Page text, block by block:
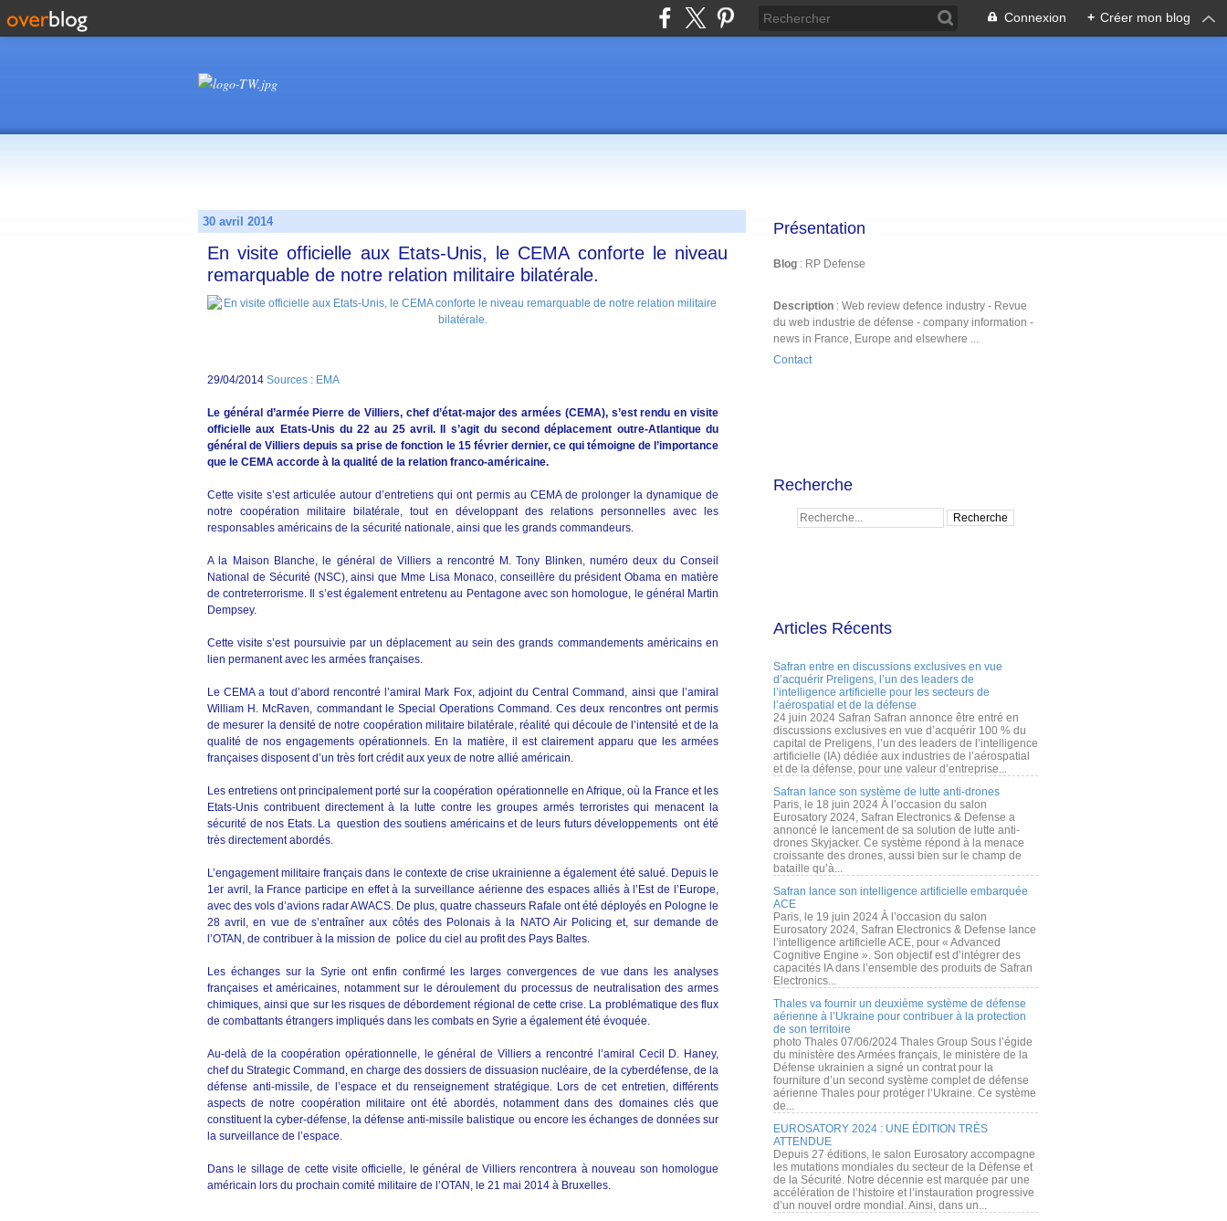
Connexion + Créer mon blog
30 avril 2014
En visite officielle aux Etats-Unis, le CEMA conforte le niveau
remarquable de notre relation militaire bilatérale.
29/04/2014 Sources : EMA
Le général d’armée Pierre de Villiers, chef d’état-major des armées (CEMA), s’est rendu en visite
officielle aux Etats-Unis du 22 au 25 avril. Il s’agit du second déplacement outre-Atlantique du
général de Villiers depuis sa prise de fonction le 15 février dernier, ce qui témoigne de l’importance
que le CEMA accorde à la qualité de la relation franco-américaine.
Cette visite s’est articulée autour d’entretiens qui ont permis au CEMA de prolonger la dynamique de
notre coopération militaire bilatérale, tout en développant des relations personnelles avec les
responsables américains de la sécurité nationale, ainsi que les grands commandeurs.
A la Maison Blanche, le général de Villiers a rencontré M. Tony Blinken, numéro deux du Conseil
National de Sécurité (NSC), ainsi que Mme Lisa Monaco, conseillère du président Obama en matière
de contreterrorisme. Il s’est également entretenu au Pentagone avec son homologue, le général Martin
Dempsey.
Cette visite s’est poursuivie par un déplacement au sein des grands commandements américains en
lien permanent avec les armées françaises.
Le CEMA a tout d’abord rencontré l’amiral Mark Fox, adjoint du Central Command, ainsi que l’amiral
William H. McRaven, commandant le Special Operations Command. Ces deux rencontres ont permis
de mesurer la densité de notre coopération militaire bilatérale, réalité qui découle de l’intensité et de la
qualité de nos engagements opérationnels. En la matière, il est clairement apparu que les armées
françaises disposent d’un très fort crédit aux yeux de notre allié américain.
Les entretiens ont principalement porté sur la coopération opérationnelle en Afrique, où la France et les
Etats-Unis contribuent directement à la lutte contre les groupes armés terroristes qui menacent la
sécurité de nos Etats. La question des soutiens américains et de leurs futurs développements ont été
très directement abordés.
L’engagement militaire français dans le contexte de crise ukrainienne a également été salué. Depuis le
1er avril, la France participe en effet à la surveillance aérienne des espaces alliés à l’Est de l’Europe,
avec des vols d’avions radar AWACS. De plus, quatre chasseurs Rafale ont été déployés en Pologne le
28 avril, en vue de s’entraîner aux côtés des Polonais à la NATO Air Policing et, sur demande de
l’OTAN, de contribuer à la mission de police du ciel au profit des Pays Baltes.
Les échanges sur la Syrie ont enfin confirmé les larges convergences de vue dans les analyses
françaises et américaines, notamment sur le déroulement du processus de neutralisation des armes
chimiques, ainsi que sur les risques de débordement régional de cette crise. La problématique des flux
de combattants étrangers impliqués dans les combats en Syrie a également été évoquée.
Au-delà de la coopération opérationnelle, le général de Villiers a rencontré l’amiral Cecil D. Haney,
chef du Strategic Command, en charge des dossiers de dissuasion nucléaire, de la cyberdéfense, de la
défense anti-missile, de l’espace et du renseignement stratégique. Lors de cet entretien, différents
aspects de notre coopération militaire ont été abordés, notamment dans des domaines clés que
constituent la cyber-défense, la défense anti-missile balistique ou encore les échanges de données sur
la surveillance de l’espace.
Dans le sillage de cette visite officielle, le général de Villiers rencontrera à nouveau son homologue
américain lors du prochain comité militaire de l’OTAN, le 21 mai 2014 à Bruxelles.
Présentation
Blog : RP Defense
Description : Web review defence industry - Revue
du web industrie de défense - company information -
news in France, Europe and elsewhere ...
Contact
Recherche
Articles Récents
Safran entre en discussions exclusives en vue
d’acquérir Preligens, l’un des leaders de
l’intelligence artificielle pour les secteurs de
l’aérospatial et de la défense
24 juin 2024 Safran Safran annonce être entré en
discussions exclusives en vue d’acquérir 100 % du
capital de Preligens, l’un des leaders de l’intelligence
artificielle (IA) dédiée aux industries de l’aérospatial
et de la défense, pour une valeur d’entreprise...
Safran lance son système de lutte anti-drones
Paris, le 18 juin 2024 À l’occasion du salon
Eurosatory 2024, Safran Electronics & Defense a
annoncé le lancement de sa solution de lutte anti-
drones Skyjacker. Ce système répond à la menace
croissante des drones, aussi bien sur le champ de
bataille qu’à...
Safran lance son intelligence artificielle embarquée
ACE
Paris, le 19 juin 2024 À l’occasion du salon
Eurosatory 2024, Safran Electronics & Defense lance
l’intelligence artificielle ACE, pour « Advanced
Cognitive Engine ». Son objectif est d’intégrer des
capacités IA dans l’ensemble des produits de Safran
Electronics...
Thales va fournir un deuxième système de défense
aérienne à l’Ukraine pour contribuer à la protection
de son territoire
photo Thales 07/06/2024 Thales Group Sous l’égide
du ministère des Armées français, le ministère de la
Défense ukrainien a signé un contrat pour la
fourniture d’un second système complet de défense
aérienne Thales pour protéger l’Ukraine. Ce système
de...
EUROSATORY 2024 : UNE ÉDITION TRÈS
ATTENDUE
Depuis 27 éditions, le salon Eurosatory accompagne
les mutations mondiales du secteur de la Défense et
de la Sécurité. Notre décennie est marquée par une
accélération de l’histoire et l’instauration progressive
d’un nouvel ordre mondial. Ainsi, dans un...